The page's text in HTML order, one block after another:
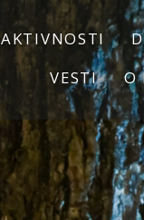
AKTIVNOSTI
VESTI
O